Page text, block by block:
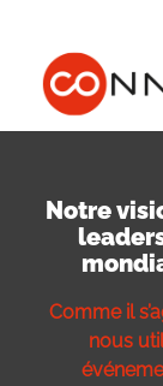
Notre
Comme il
nous